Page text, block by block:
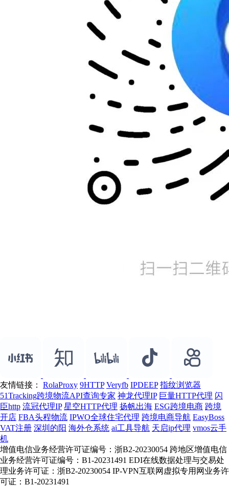
友情链接： RolaProxy 9HTTP Veryfb IPDEEP 指纹浏览器
51Tracking跨境物流API查询专家 神龙代理IP 巨量HTTP代理 闪
臣http 流冠代理IP 星空HTTP代理 扬帆出海 ESG跨境电商 跨境
开店 FBA头程物流 IPWO全球住宅代理 跨境电商导航 EasyBoss
VAT注册 深圳的阳 海外仓系统 ai工具导航 天启ip代理 vmos云手
机
增值电信业务经营许可证编号：浙B2-20230054 跨地区增值电信
业务经营许可证编号：B1-20231491 EDI在线数据处理与交易处
理业务许可证：浙B2-20230054 IP-VPN互联网虚拟专用网业务许
可证：B1-20231491